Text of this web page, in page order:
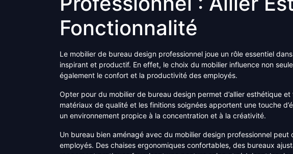
Fonctionnalité
Le mobilier de bureau design professionnel joue un rôle essentiel
inspirant et productif. En effet, le choix du mobilier influence non
également le confort et la productivité des employés.
Opter pour du mobilier de bureau design permet d’allier esthétique
matériaux de qualité et les finitions soignées apportent une touche
un environnement propice à la concentration et à la créativité.
Un bureau bien aménagé avec du mobilier design professionnel
employés. Des chaises ergonomiques confortables, des bureaux